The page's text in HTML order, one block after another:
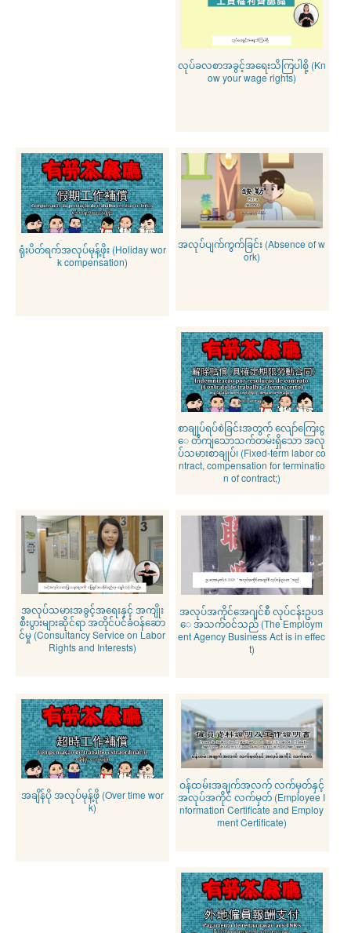
လုပ်ခလစာအခွင့်အရေးသိကြပါစို့ (Kn
ow your wage rights)
ရုံးပိတ်ရက်အလုပ်မုန့်ဖိုး (Holiday wor
k compensation)
အလုပ်ပျက်ကွက်ခြင်း (Absence of w
ork)
စာချုပ်ရပ်စဲခြင်းအတွက် လျော်ကြေးငွ
ေ တိကျသောသက်တမ်းရှိသော အလု
ပ်သမားစာချုပ်၊ (Fixed-term labor co
ntract, compensation for terminatio
n of contract;)
အလုပ်သမားအခွင့်အရေးနှင့် အကျိုး
စီးပွားများဆိုင်ရာ အတိုင်ပင်ခံဝန်ဆော
င်မှု (Consultancy Service on Labor
Rights and Interests)
အလုပ်အကိုင်အေဂျင်စီ လုပ်ငန်းဥပဒ
ေ အသက်ဝင်သည် (The Employm
ent Agency Business Act is in effec
t)
အချိန်ပို အလုပ်မုန့်ဖို (Over time wor
k)
ဝန်ထမ်းအချက်အလက် လက်မှတ်နှင့်
အလုပ်အကိုင် လက်မှတ် (Employee I
nformation Certificate and Employ
ment Certificate)